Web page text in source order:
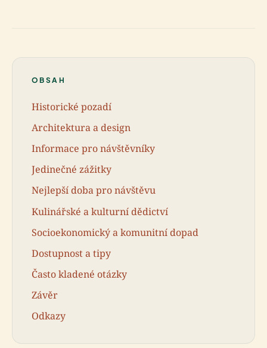
OBSAH
Historické pozadí
Architektura a design
Informace pro návštěvníky
Jedinečné zážitky
Nejlepší doba pro návštěvu
Kulinářské a kulturní dědictví
Socioekonomický a komunitní dopad
Dostupnost a tipy
Často kladené otázky
Závěr
Odkazy